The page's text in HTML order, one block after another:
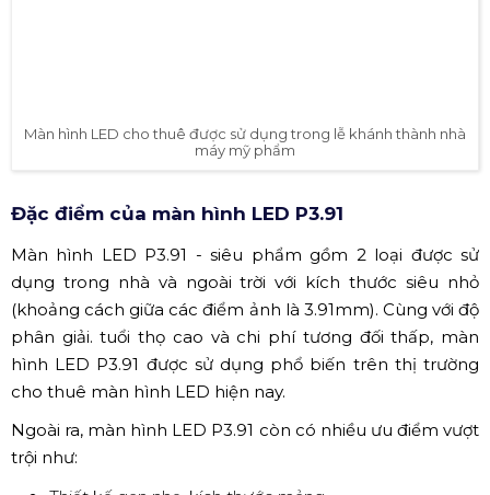
Màn hình LED cho thuê được sử dụng trong lễ khánh thành nhà
máy mỹ phẩm
Đặc điểm của màn hình LED P3.91
Màn hình LED P3.91 - siêu phẩm gồm 2 loại được sử
dụng trong nhà và ngoài trời với kích thước siêu nhỏ
(khoảng cách giữa các điểm ảnh là 3.91mm). Cùng với độ